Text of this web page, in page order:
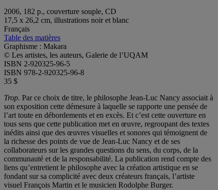
2006, 182 p., couverture souple, CD
17,5 x 26,2 cm, illustrations noir et blanc
Français
Table des matières
Graphisme : Makara
© Les artistes, les auteurs, Galerie de l’UQAM
ISBN 2-920325-96-5
ISBN 978-2-920325-96-8
35 $
Trop. Par ce choix de titre, le philosophe Jean-Luc Nancy associait à
son exposition cette démesure à laquelle se rapporte une pensée de
l’art toute en débordements et en excès. Et c’est cette ouverture en
tous sens que cette publication met en œuvre, regroupant des textes
inédits ainsi que des œuvres visuelles et sonores qui témoignent de
la richesse des points de vue de Jean-Luc Nancy et de ses
collaborateurs sur les grandes questions du sens, du corps, de la
communauté et de la responsabilité. La publication rend compte des
liens qu’entretient le philosophe avec la création artistique en se
fondant sur sa complicité avec deux créateurs français, l’artiste
visuel François Martin et le musicien Rodolphe Burger.